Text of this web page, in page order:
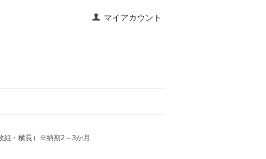
マイアカウント
組・横長）※納期2～3か月